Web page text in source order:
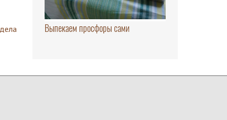
Выпекаем просфоры сами